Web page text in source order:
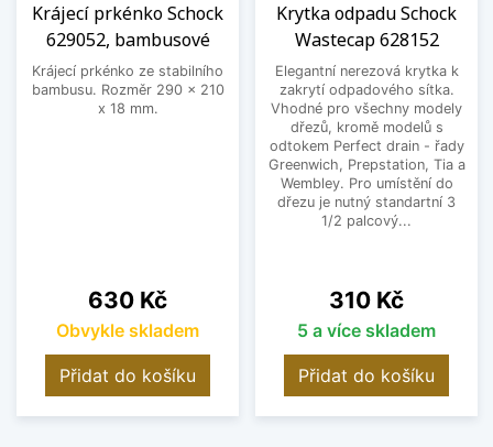
Krájecí prkénko Schock
629052, bambusové
Krájecí prkénko ze stabilního
bambusu. Rozměr 290 x 210
x 18 mm.
Cena
630 Kč
Obvykle skladem
Přidat do košíku
Krytka odpadu Schock
Wastecap 628152
Elegantní nerezová krytka k
zakrytí odpadového sítka.
Vhodné pro všechny modely
dřezů, kromě modelů s
odtokem Perfect drain - řady
Greenwich, Prepstation, Tia a
Wembley. Pro umístění do
dřezu je nutný standartní 3
1/2 palcový...
Cena
310 Kč
5 a více skladem
Přidat do košíku